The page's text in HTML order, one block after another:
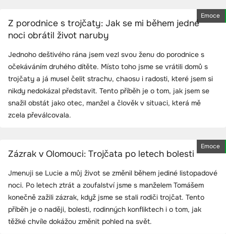
Emoce
Z porodnice s trojčaty: Jak se mi během jedné
noci obrátil život naruby
Jednoho deštivého rána jsem vezl svou ženu do porodnice s
očekáváním druhého dítěte. Místo toho jsme se vrátili domů s
trojčaty a já musel čelit strachu, chaosu i radosti, které jsem si
nikdy nedokázal představit. Tento příběh je o tom, jak jsem se
snažil obstát jako otec, manžel a člověk v situaci, která mě
zcela převálcovala.
Emoce
Zázrak v Olomouci: Trojčata po letech bolesti
Jmenuji se Lucie a můj život se změnil během jediné listopadové
noci. Po letech ztrát a zoufalství jsme s manželem Tomášem
konečně zažili zázrak, když jsme se stali rodiči trojčat. Tento
příběh je o naději, bolesti, rodinných konfliktech i o tom, jak
těžké chvíle dokážou změnit pohled na svět.